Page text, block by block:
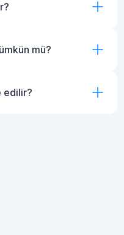
mü?
edilir?